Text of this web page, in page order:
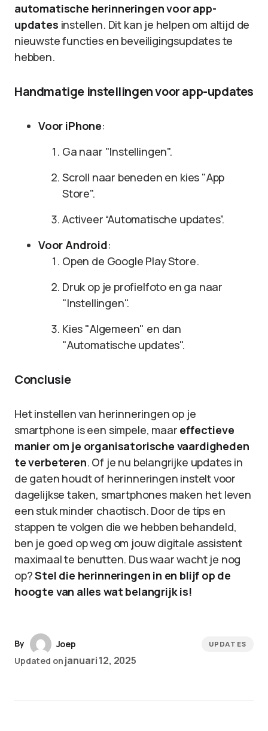
automatische herinneringen voor app-
updates instellen. Dit kan je helpen om altijd de
nieuwste functies en beveiligingsupdates te
hebben.
Handmatige instellingen voor app-updates
Voor iPhone:
Ga naar "Instellingen".
Scroll naar beneden en kies "App
Store".
Activeer “Automatische updates”.
Voor Android:
Open de Google Play Store.
Druk op je profielfoto en ga naar
"Instellingen".
Kies "Algemeen" en dan
"Automatische updates".
Conclusie
Het instellen van herinneringen op je
smartphone is een simpele, maar effectieve
manier om je organisatorische vaardigheden
te verbeteren. Of je nu belangrijke updates in
de gaten houdt of herinneringen instelt voor
dagelijkse taken, smartphones maken het leven
een stuk minder chaotisch. Door de tips en
stappen te volgen die we hebben behandeld,
ben je goed op weg om jouw digitale assistent
maximaal te benutten. Dus waar wacht je nog
op?Stel die herinneringen in en blijf op de
hoogte van alles wat belangrijk is!
By
Joep
Updated on januari 12, 2025
UPDATES